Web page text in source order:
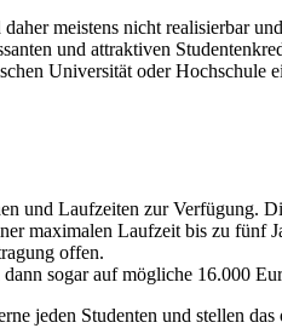
meistens nicht realisierbar
und attraktiven
Universität oder Hochschule
und Laufzeiten zur Verfügung.
maximalen Laufzeit bis zu fünf
offen.
sogar auf mögliche 16.000
jeden Studenten und stellen